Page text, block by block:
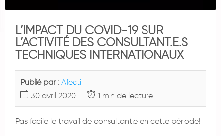
L’IMPACT DU COVID-19 SUR
L’ACTIVITÉ DES CONSULTANT.E.S
TECHNIQUES INTERNATIONAUX
Publié par : Afecti
30 avril 2020
1 min de lecture
Pas facile le travail de consultant.e en cette période!